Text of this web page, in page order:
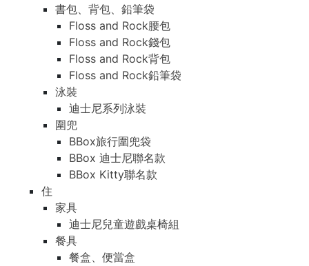
書包、背包、鉛筆袋
Floss and Rock腰包
Floss and Rock錢包
Floss and Rock背包
Floss and Rock鉛筆袋
泳裝
迪士尼系列泳裝
圍兜
BBox旅行圍兜袋
BBox 迪士尼聯名款
BBox Kitty聯名款
住
家具
迪士尼兒童遊戲桌椅組
餐具
餐盒、便當盒